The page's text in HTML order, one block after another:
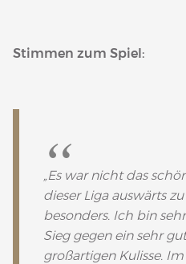
Stimmen zum Spiel:
„Es war nicht das
dieser Liga auswärts
besonders. Ich bin
Sieg gegen ein sehr
großartigen Kulisse.